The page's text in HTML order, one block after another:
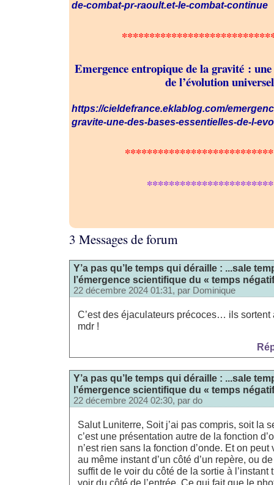
de-combat-pr-raoult.et-le-combat-continue
Emergence entropique de la gravité : une
de l’évolution
https://cieldefrance.eklablog.com/
gravite-une-des-bases-essentielles-de-l-
3 Messages de forum
Y’a pas qu’le temps qui déraille : ...sale
l’émergence scientifique du « temps
22 décembre 2024 01:31, par Dominique
C’est des éjaculateurs précoces… ils sortent
mdr !
Y’a pas qu’le temps qui déraille : ...sale
l’émergence scientifique du « temps
22 décembre 2024 02:30, par do
Salut Luniterre, Soit j’ai pas compris, soit la
c’est une présentation autre de la fonction
n’est rien sans la fonction d’onde. Et on
au même instant d’un côté d’un repère, ou
suffit de le voir du côté de la sortie à l’instant
voir du côté de l’entrée. Ce qui fait que le